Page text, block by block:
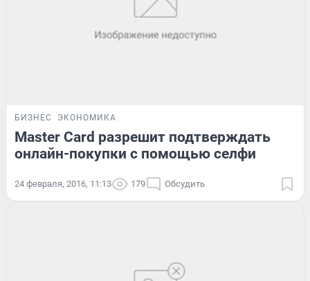
БИЗНЕС ЭКОНОМИКА
Master Card разрешит подтверждать
онлайн-покупки с помощью селфи
24 февраля, 2016, 11:13 179 Обсудить